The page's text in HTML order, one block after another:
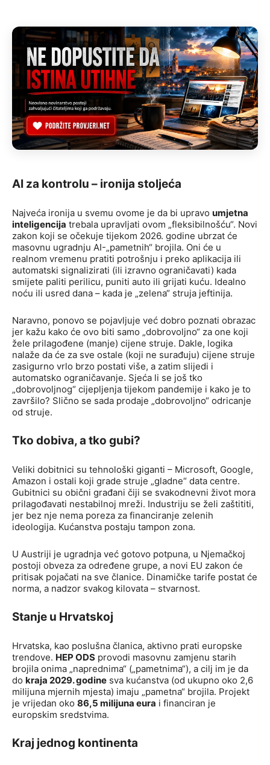
AI za kontrolu – ironija stoljeća
Najveća ironija u svemu ovome je da bi upravo umjetna
inteligencija trebala upravljati ovom „fleksibilnošću“. Novi
zakon koji se očekuje tijekom 2026. godine ubrzat će
masovnu ugradnju AI-„pametnih“ brojila. Oni će u
realnom vremenu pratiti potrošnju i preko aplikacija ili
automatski signalizirati (ili izravno ograničavati) kada
smijete paliti perilicu, puniti auto ili grijati kuću. Idealno
noću ili usred dana – kada je „zelena“ struja jeftinija.
Naravno, ponovo se pojavljuje već dobro poznati obrazac
jer kažu kako će ovo biti samo „dobrovoljno“ za one koji
žele prilagođene (manje) cijene struje. Dakle, logika
nalaže da će za sve ostale (koji ne surađuju) cijene struje
zasigurno vrlo brzo postati više, a zatim slijedi i
automatsko ograničavanje. Sjeća li se još tko
„dobrovoljnog“ cijepljenja tijekom pandemije i kako je to
završilo? Slično se sada prodaje „dobrovoljno“ odricanje
od struje.
Tko dobiva, a tko gubi?
Veliki dobitnici su tehnološki giganti – Microsoft, Google,
Amazon i ostali koji grade struje „gladne“ data centre.
Gubitnici su obični građani čiji se svakodnevni život mora
prilagođavati nestabilnoj mreži. Industriju se želi zaštititi,
jer bez nje nema poreza za financiranje zelenih
ideologija. Kućanstva postaju tampon zona.
U Austriji je ugradnja već gotovo potpuna, u Njemačkoj
postoji obveza za određene grupe, a novi EU zakon će
pritisak pojačati na sve članice. Dinamičke tarife postat će
norma, a nadzor svakog kilovata – stvarnost.
Stanje u Hrvatskoj
Hrvatska, kao poslušna članica, aktivno prati europske
trendove. HEP ODS provodi masovnu zamjenu starih
brojila onima „naprednima“ („pametnima“), a cilj im je da
do kraja 2029. godine sva kućanstva (od ukupno oko 2,6
milijuna mjernih mjesta) imaju „pametna“ brojila. Projekt
je vrijedan oko 86,5 milijuna eura i financiran je
europskim sredstvima.
Kraj jednog kontinenta